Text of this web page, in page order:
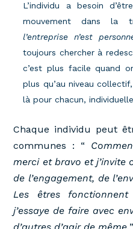
L’individu a besoin
mouvement dans la
l’entreprise n’est
toujours chercher à
c’est plus facile quand
plus qu’au niveau
là pour chacun,
Chaque individu peut
communes : “
merci et bravo et j’invite
de l’engagement, de
Les êtres
j’essaye de faire avec